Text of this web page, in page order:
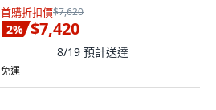
首購折扣價$7,620
2% $7,420
8/19 預計送達
免運